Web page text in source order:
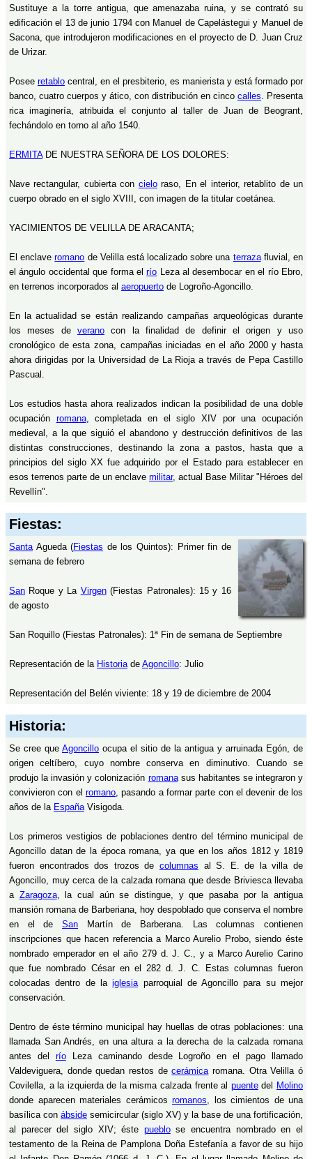
Sustituye a la torre antigua, que amenazaba ruina, y se contrató su
edificación el 13 de junio 1794 con Manuel de Capelástegui y Manuel de
Sacona, que introdujeron modificaciones en el proyecto de D. Juan Cruz
de Urizar.
Posee retablo central, en el presbiterio, es manierista y está formado por
banco, cuatro cuerpos y ático, con distribución en cinco calles. Presenta
rica imaginería, atribuida el conjunto al taller de Juan de Beogrant,
fechándolo en torno al año 1540.
ERMITADE NUESTRA SEÑORA DE LOS DOLORES:
Nave rectangular, cubierta con cieloraso, En el interior, retablito de un
cuerpo obrado en el siglo XVIII, con imagen de la titular coetánea.
YACIMIENTOS DE VELILLA DE ARACANTA;
El enclaveromano de Velilla está localizado sobre una terrazafluvial, en
el ángulo occidental que forma elrío Leza al desembocar en el río Ebro,
en terrenos incorporados al aeropuerto de Logroño-Agoncillo.
En la actualidad se están realizando campañas arqueológicas durante
los meses de verano con la finalidad de definir el origen y uso
cronológico de esta zona, campañas iniciadas en el año 2000 y hasta
ahora dirigidas por la Universidad de La Rioja a través de Pepa Castillo
Pascual.
Los estudios hasta ahora realizados indican la posibilidad de una doble
ocupación romana, completada en el siglo XIV por una ocupación
medieval, a la que siguió el abandono y destrucción definitivos de las
distintas construcciones, destinando la zona a pastos, hasta que a
principios del siglo XX fue adquirido por el Estado para establecer en
esos terrenos parte de un enclave militar, actual Base Militar "Héroes del
Revellín".
Fiestas:
SantaAgueda (Fiestas de los Quintos): Primer fin de
semana de febrero
San Roque y La Virgen(Fiestas Patronales): 15 y 16
de agosto
San Roquillo (Fiestas Patronales): 1ª Fin de semana de Septiembre
Representación de la Historiade Agoncillo: Julio
Representación del Belén viviente: 18 y 19 de diciembre de 2004
Historia:
Se cree que Agoncillo ocupa el sitio de la antigua y arruinada Egón, de
origen celtíbero, cuyo nombre conserva en diminutivo. Cuando se
produjo la invasión y colonización romanasus habitantes se integraron y
convivieron con el romano, pasando a formar parte con el devenir de los
años de la EspañaVisigoda.
Los primeros vestigios de poblaciones dentro del término municipal de
Agoncillo datan de la época romana, ya que en los años 1812 y 1819
fueron encontrados dos trozos de columnas al S. E. de la villa de
Agoncillo, muy cerca de la calzada romana que desde Briviesca llevaba
a Zaragoza, la cual aún se distingue, y que pasaba por la antigua
mansión romana de Barberiana, hoy despoblado que conserva el nombre
en el de San Martín de Barberana. Las columnas contienen
inscripciones que hacen referencia a Marco Aurelio Probo, siendo éste
nombrado emperador en el año 279 d. J. C., y a Marco Aurelio Carino
que fue nombrado César en el 282 d. J. C. Estas columnas fueron
colocadas dentro de laiglesiaparroquial de Agoncillo para su mejor
conservación.
Dentro de éste término municipal hay huellas de otras poblaciones: una
llamada San Andrés, en una altura a la derecha de la calzada romana
antes del ríoLeza caminando desde Logroño en el pago llamado
Valdeviguera, donde quedan restos decerámicaromana. Otra Velilla ó
Covilella, a la izquierda de la misma calzada frente al puentedel
Molino
donde aparecen materiales cerámicos romanos, los cimientos de una
basílica con ábside semicircular (siglo XV) y la base de una fortificación,
al parecer del siglo XIV; éste pueblose encuentra nombrado en el
testamento de la Reina de Pamplona Doña Estefanía a favor de su hijo